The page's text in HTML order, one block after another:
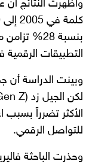
بنسبة 28%
التطبيقات الرقمية
وبينت الدراسة أن
الأكثر تضرراً بسبب
للتواصل الرقمي.
وحذرت الباحثة